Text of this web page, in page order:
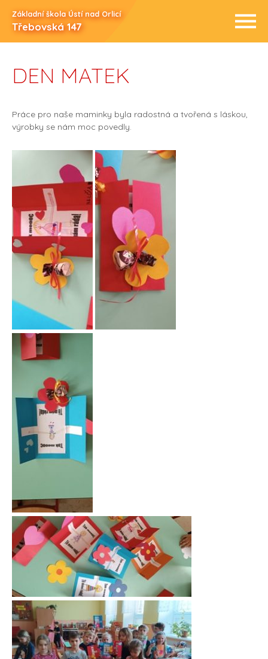
Základní škola Ústí nad Orlicí
Třebovská 147
DEN MATEK
Práce pro naše maminky byla radostná a tvořená s láskou,
výrobky se nám moc povedly.